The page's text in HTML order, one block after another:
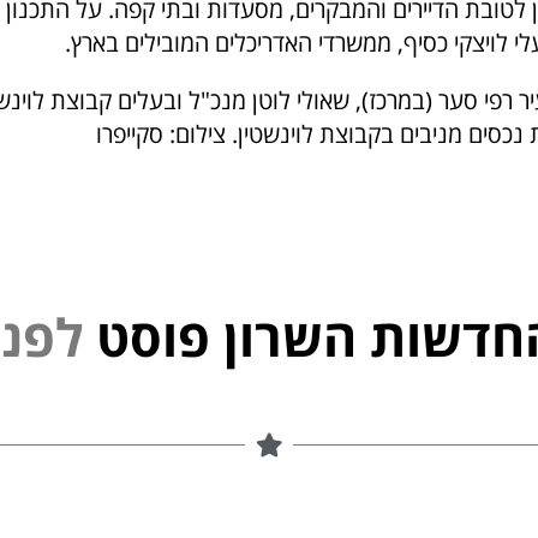
לטובת הדיירים והמבקרים, מסעדות ובתי קפה. על
לויצקי כסיף, ממשרדי האדריכלים המובילים בארץ.
סער (במרכז), שאולי לוטן מנכ"ל ובעלים קבוצת
מניבים בקבוצת לוינשטין. צילום: סקייפרו
השרון פוסט לפנ